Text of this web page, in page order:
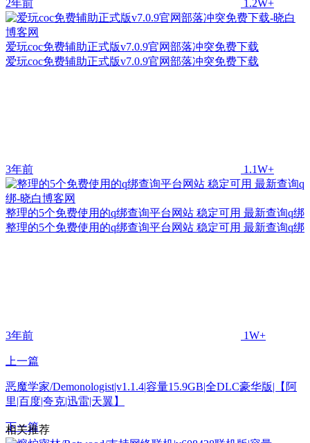
2年前 1.2W+
爱玩coc免费辅助正式版v7.0.9官网部落冲突免费下载
爱玩coc免费辅助正式版v7.0.9官网部落冲突免费下载
3年前 1.1W+
整理的5个免费使用的q绑查询平台网站 稳定可用 最新查询q绑
整理的5个免费使用的q绑查询平台网站 稳定可用 最新查询q绑
3年前 1W+
上一篇
恶魔学家/Demonologist|v1.1.4|容量15.9GB|全DLC豪华版|【阿
里|百度|夸克|迅雷|天翼】
下一篇
相关推荐